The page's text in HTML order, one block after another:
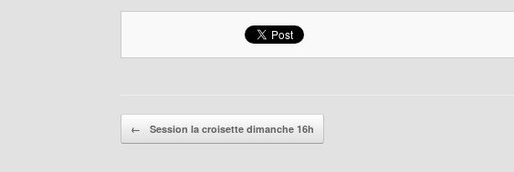
Post navigation
← Session la croisette dimanche 16h